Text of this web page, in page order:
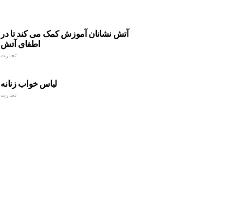
آتش نشانان آموزش کمک می کند تا در
اطفای آتش
تجارت
لباس خواب زنانه
تجارت